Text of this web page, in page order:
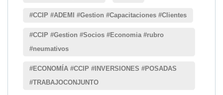
#CCIP #ADEMI #Gestion #Capacitaciones #Clientes
#CCIP #Gestion #Socios #Economia #rubro
#neumativos
#ECONOMÍA #CCIP #INVERSIONES #POSADAS
#TRABAJOCONJUNTO